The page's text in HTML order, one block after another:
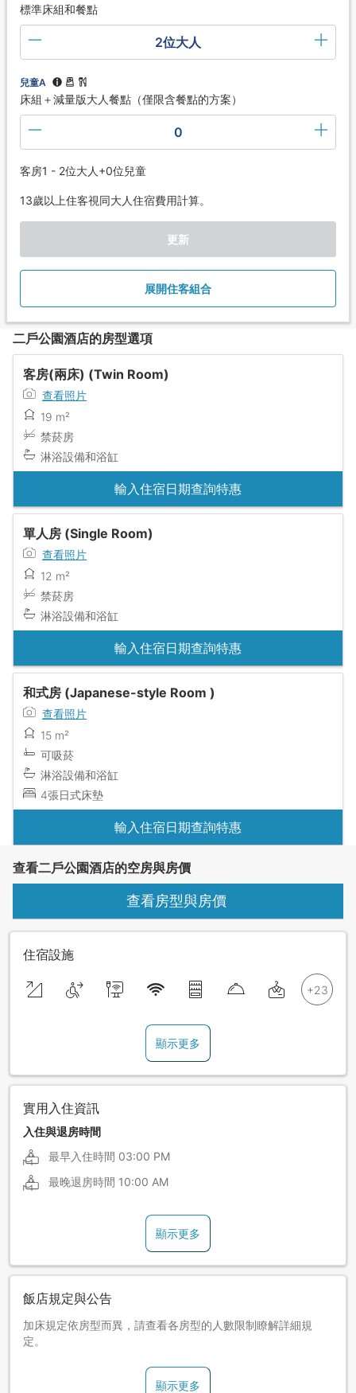
標準床組和餐點
2位大人
兒童A
床組＋減量版大人餐點（僅限含餐點的方案）
0
客房1 - 2位大人+0位兒童
13歲以上住客視同大人住宿費用計算。
更新
展開住客組合
二戶公園酒店的房型選項
客房(兩床) (Twin Room)
查看照片
19 m²
禁菸房
淋浴設備和浴缸
輸入住宿日期查詢特惠
單人房 (Single Room)
查看照片
12 m²
禁菸房
淋浴設備和浴缸
輸入住宿日期查詢特惠
和式房 (Japanese-style Room )
查看照片
15 m²
可吸菸
淋浴設備和浴缸
4張日式床墊
輸入住宿日期查詢特惠
查看二戶公園酒店的空房與房價
查看房型與房價
住宿設施
顯示更多
實用入住資訊
入住與退房時間
最早入住時間 03:00 PM
最晚退房時間 10:00 AM
顯示更多
飯店規定與公告
加床規定依房型而異，請查看各房型的人數限制瞭解詳細規
定。
顯示更多